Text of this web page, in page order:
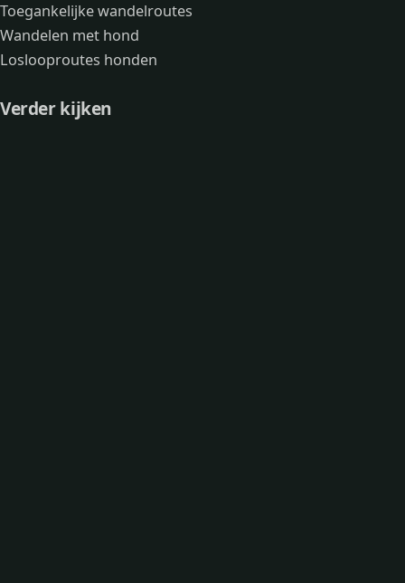
Toegankelijke wandelroutes
Wandelen met hond
Loslooproutes honden
Verder kijken